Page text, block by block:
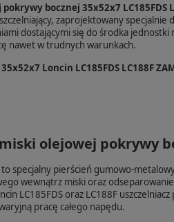
bocznej 35x52x7 LC185FDS
zaprojektowany specjalnie
dostającymi się do środka
nawet w trudnych warunkach.
Loncin LC185FDS LC188F
olejowej pokrywy
to specjalny pierścień gumowo-
wewnątrz miski oraz
LC185FDS oraz LC188F
pracę całego napędu.